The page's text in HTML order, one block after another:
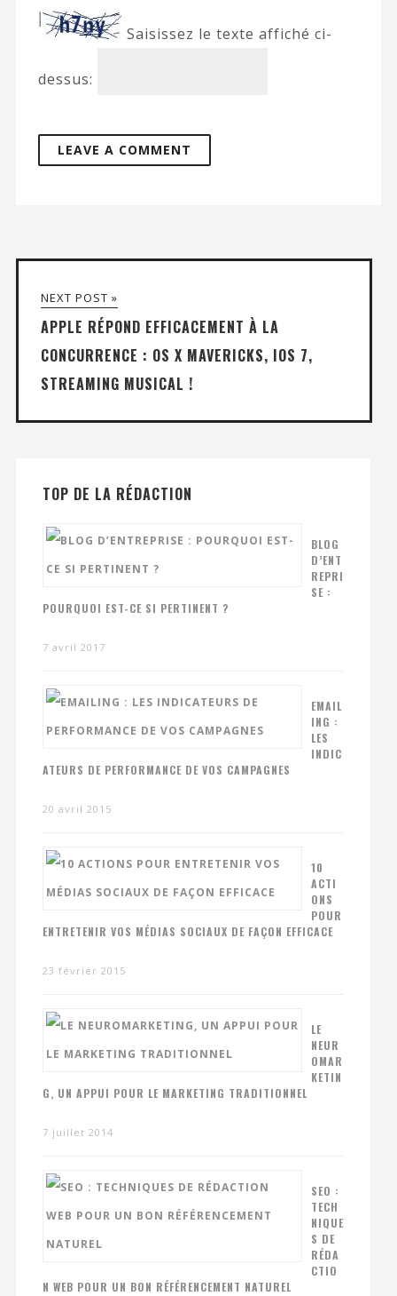
Saisissez le texte affiché ci-
dessus:
NEXT POST »
APPLE RÉPOND EFFICACEMENT À LA
CONCURRENCE : OS X MAVERICKS, IOS 7,
STREAMING MUSICAL !
TOP DE LA RÉDACTION
BLOG
D’ENT
REPRI
SE :
POURQUOI EST-CE SI PERTINENT ?
7 avril 2017
EMAIL
ING :
LES
INDIC
ATEURS DE PERFORMANCE DE VOS CAMPAGNES
20 avril 2015
10
ACTI
ONS
POUR
ENTRETENIR VOS MÉDIAS SOCIAUX DE FAÇON EFFICACE
23 février 2015
LE
NEUR
OMAR
KETIN
G, UN APPUI POUR LE MARKETING TRADITIONNEL
7 juillet 2014
SEO :
TECH
NIQUE
S DE
RÉDA
CTIO
N WEB POUR UN BON RÉFÉRENCEMENT NATUREL